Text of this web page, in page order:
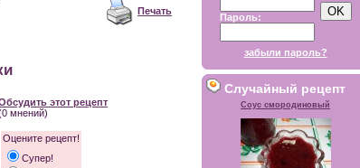
Печать
этот рецепт
мнений)
Оцените рецепт!
Супер!
Пароль:
забыли пароль?
Случайный рецепт
Соус смородиновый